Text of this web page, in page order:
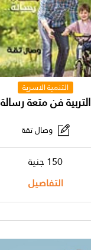
التنمية الاسرية
التربية فن متعة رسالة
وصال تقة
150 جنية
التفاصيل